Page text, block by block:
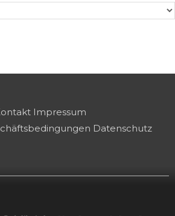
Impressum
Datenschutz